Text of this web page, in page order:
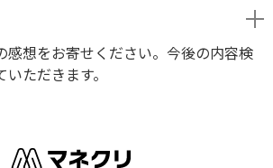
感想をお寄せください。今後の内容検
ただきます。